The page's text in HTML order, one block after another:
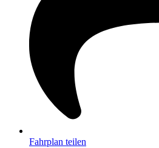
Fahrplan teilen